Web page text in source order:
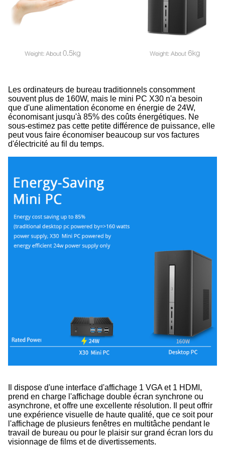
Les ordinateurs de bureau traditionnels consomment
souvent plus de 160W, mais le mini PC X30 n'a besoin
que d'une alimentation économe en énergie de 24W,
économisant jusqu'à 85% des coûts énergétiques. Ne
sous-estimez pas cette petite différence de puissance, elle
peut vous faire économiser beaucoup sur vos factures
d'électricité au fil du temps.
Il dispose d'une interface d'affichage 1 VGA et 1 HDMI,
prend en charge l'affichage double écran synchrone ou
asynchrone, et offre une excellente résolution. Il peut offrir
une expérience visuelle de haute qualité, que ce soit pour
l'affichage de plusieurs fenêtres en multitâche pendant le
travail de bureau ou pour le plaisir sur grand écran lors du
visionnage de films et de divertissements.